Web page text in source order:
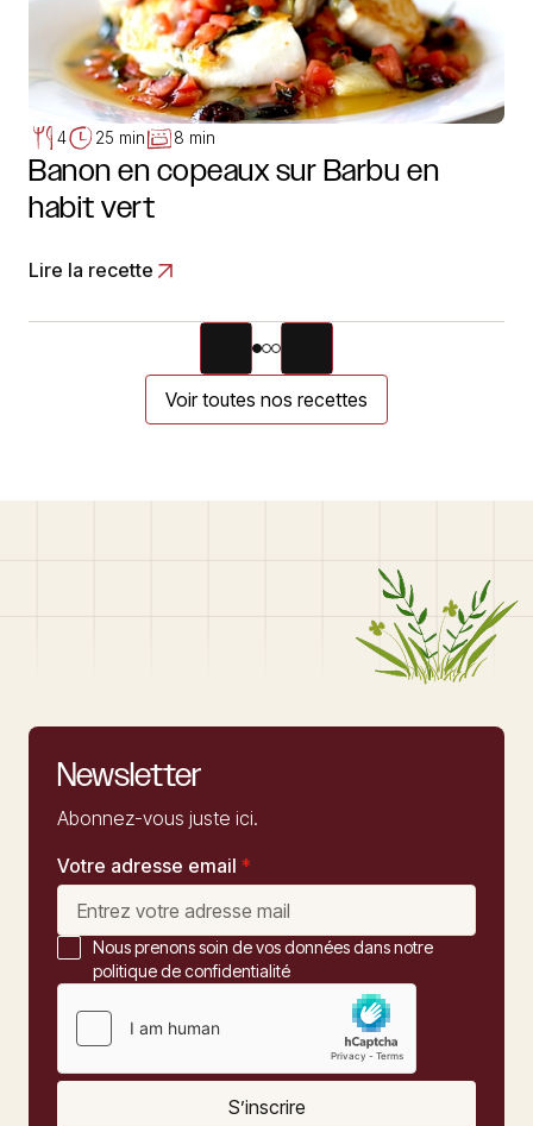
4 25 min 8 min
Banon en copeaux sur Barbu en
habit vert
Lire la recette
Voir toutes nos recettes
Newsletter
Abonnez-vous juste ici.
Votre adresse email *
Nous prenons soin de vos données dans notre
politique de confidentialité
S’inscrire